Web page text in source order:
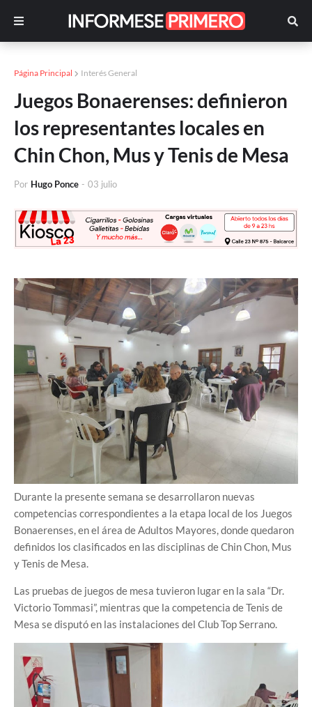
Página Principal Interés General
Juegos Bonaerenses: definieron
los representantes locales en
Chin Chon, Mus y Tenis de Mesa
Por Hugo Ponce - 03 julio
Durante la presente semana se desarrollaron nuevas
competencias correspondientes a la etapa local de los Juegos
Bonaerenses, en el área de Adultos Mayores, donde quedaron
definidos los clasificados en las disciplinas de Chin Chon, Mus
y Tenis de Mesa.
Las pruebas de juegos de mesa tuvieron lugar en la sala “Dr.
Victorio Tommasi”, mientras que la competencia de Tenis de
Mesa se disputó en las instalaciones del Club Top Serrano.